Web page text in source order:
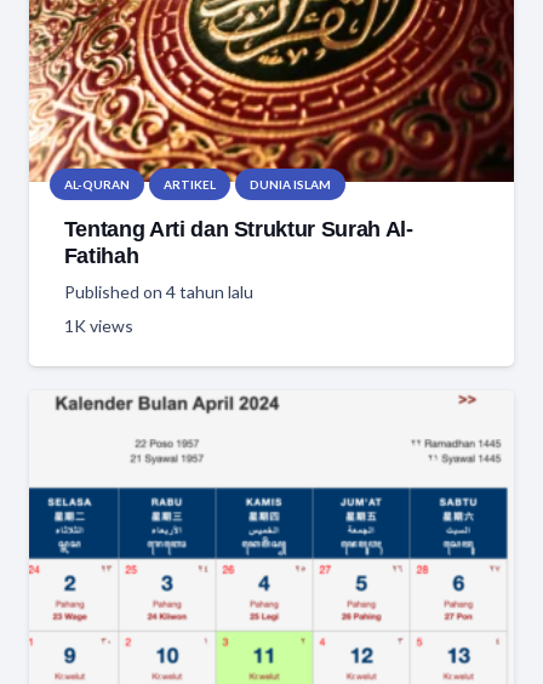
AL-QURAN ARTIKEL DUNIA ISLAM
Tentang Arti dan Struktur Surah Al-
Fatihah
Published on 4 tahun lalu
1Kviews